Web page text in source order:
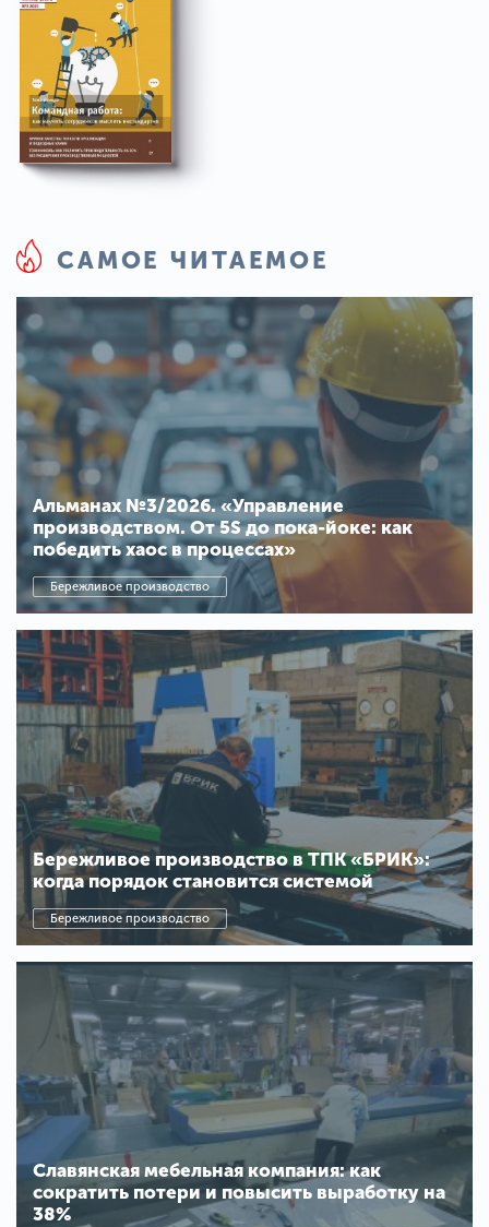
САМОЕ ЧИТАЕМОЕ
Альманах №3/2026. «Управление
производством. От 5S до пока-йоке: как
победить хаос в процессах»
Бережливое производство
Бережливое производство в ТПК «БРИК»:
когда порядок становится системой
Бережливое производство
Славянская мебельная компания: как
сократить потери и повысить выработку на
38%